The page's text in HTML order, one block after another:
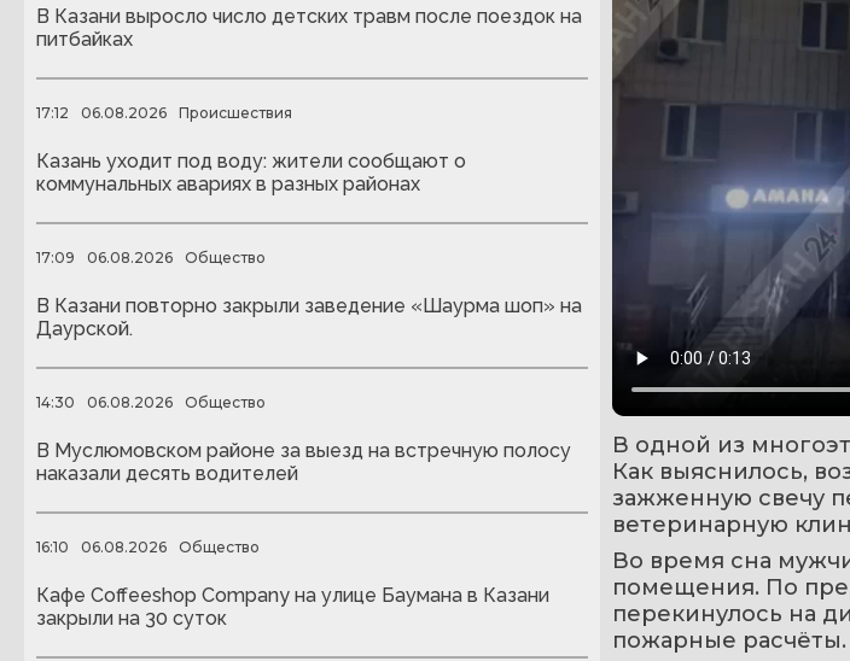
В Казани выросло число детских травм после поездок на
питбайках
17:12 06.08.2026 Происшествия
Казань уходит под воду: жители сообщают о
коммунальных авариях в разных районах
17:09 06.08.2026 Общество
В Казани повторно закрыли заведение «Шаурма шоп» на
Даурской.
14:30 06.08.2026 Общество
В Муслюмовском районе за выезд на встречную полосу
наказали десять водителей
16:10 06.08.2026 Общество
Кафе Coffeeshop Company на улице Баумана в Казани
закрыли на 30 суток
В одной из
Как выяснилось,
зажженную свечу
ветеринарную
Во время сна
помещения. По
перекинулось на
пожарные расчёты.